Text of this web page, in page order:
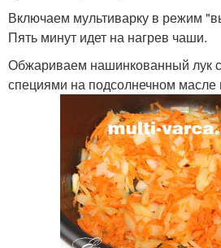
Включаем мультиварку в режим
Пять минут идет на нагрев чаши.
Обжариваем нашинкованный лук
специями на подсолнечном масле